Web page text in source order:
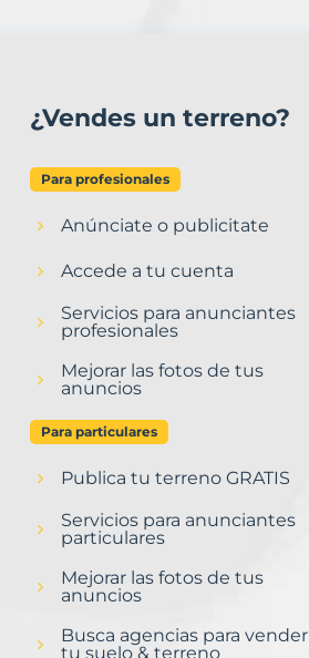
¿Vendes un terreno?
Para profesionales
Anúnciate o publicitate
Accede a tu cuenta
Servicios para anunciantes
profesionales
Mejorar las fotos de tus
anuncios
Para particulares
Publica tu terreno GRATIS
Servicios para anunciantes
particulares
Mejorar las fotos de tus
anuncios
Busca agencias para vender
tu suelo & terreno